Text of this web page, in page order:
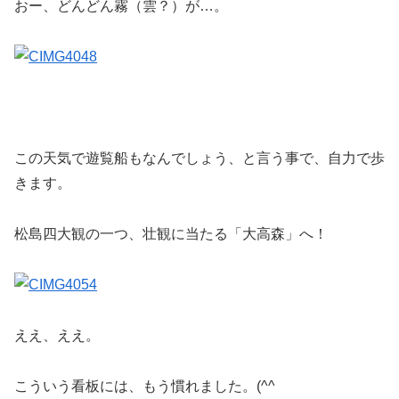
おー、どんどん霧（雲？）が…。
この天気で遊覧船もなんでしょう、と言う事で、自力で歩
きます。
松島四大観の一つ、壮観に当たる「大高森」へ！
ええ、ええ。
こういう看板には、もう慣れました。(^^ゞ